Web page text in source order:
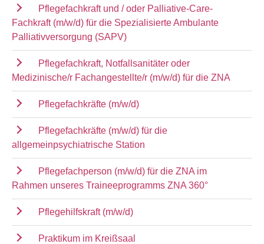
Pflegefachkraft und / oder Palliative-Care-
Fachkraft (m/w/d) für die Spezialisierte Ambulante
Palliativversorgung (SAPV)
Pflegefachkraft, Notfallsanitäter oder
Medizinische/r Fachangestellte/r (m/w/d) für die ZNA
Pflegefachkräfte (m/w/d)
Pflegefachkräfte (m/w/d) für die
allgemeinpsychiatrische Station
Pflegefachperson (m/w/d) für die ZNA im
Rahmen unseres Traineeprogramms ZNA 360°
Pflegehilfskraft (m/w/d)
Praktikum im Kreißsaal